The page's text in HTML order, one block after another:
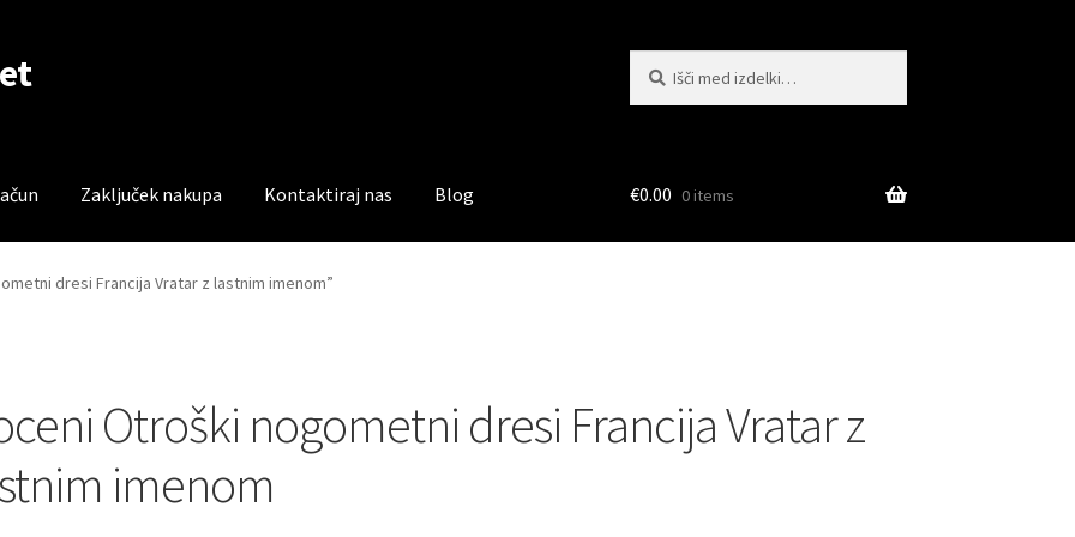
Zaključek nakupa Kontaktiraj nas Blog
Trgovina Zaključek nakupa
€0.00 0 items
dresi Francija Vratar z lastnim imenom”
Otroški nogometni dresi Francija Vratar z
imenom